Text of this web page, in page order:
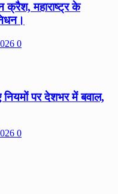
क्रैश, महाराष्ट्र के
0
पर देशभर में बवाल,
0